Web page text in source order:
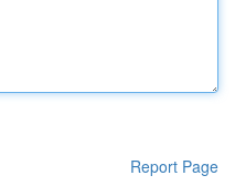
Report Page